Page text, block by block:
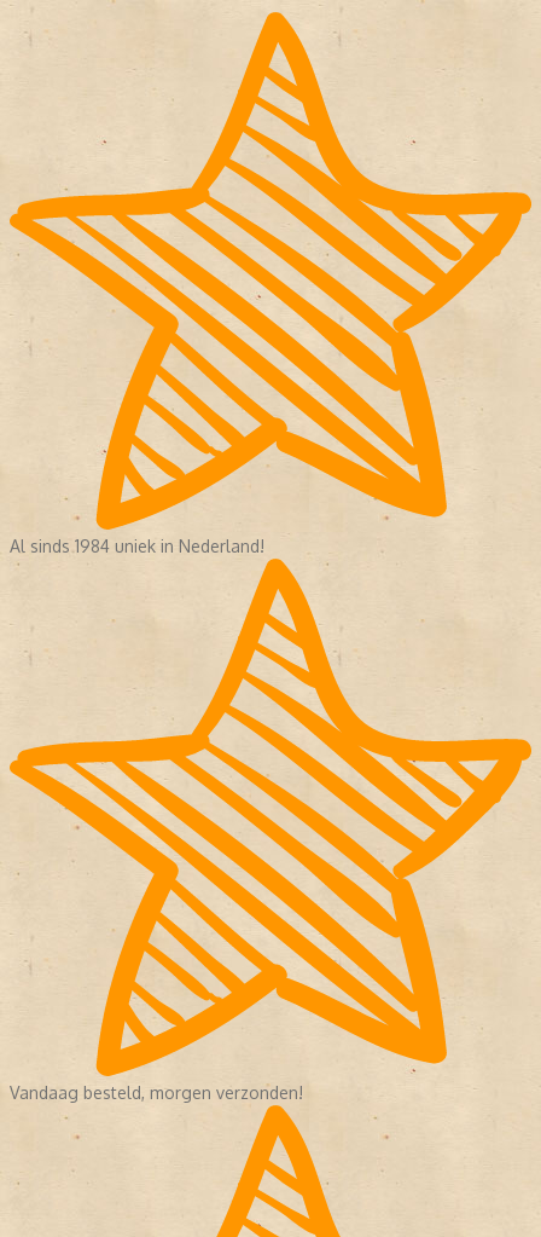
Al sinds 1984 uniek in Nederland!
Vandaag besteld, morgen verzonden!